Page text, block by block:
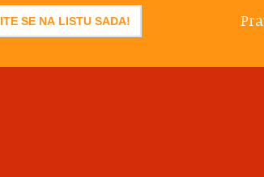
SE NA LISTU SADA!